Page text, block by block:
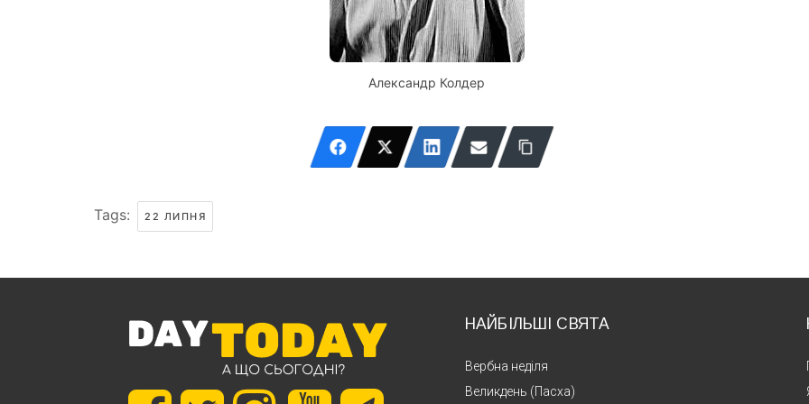
Александр Колдер
Tags: 22 ЛИПНЯ
НАЙБІЛЬШІ СВЯТА
Вербна неділя
Великдень (Пасха)